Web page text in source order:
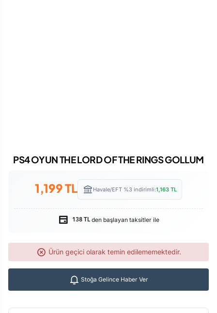
PS4 OYUN THE LORD OF THE RINGS GOLLUM
1,199TL Havale/EFT %3 indirimli:1,163 TL
138 TLden başlayan taksitler ile
Ürün geçici olarak temin edilememektedir.
Stoğa Gelince Haber Ver